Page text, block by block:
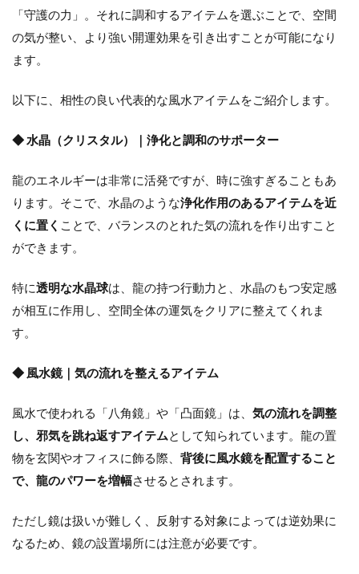
「守護の力」。それに調和するアイテムを選ぶことで、空間
の気が整い、より強い開運効果を引き出すことが可能になり
ます。
以下に、相性の良い代表的な風水アイテムをご紹介します。
◆ 水晶（クリスタル）｜浄化と調和のサポーター
龍のエネルギーは非常に活発ですが、時に強すぎることもあ
ります。そこで、水晶のような浄化作用のあるアイテムを近
くに置く ことで、バランスのとれた気の流れを作り出すこと
ができます。
特に透明な水晶球は、龍の持つ行動力と、水晶のもつ安定感
が相互に作用し、空間全体の運気をクリアに整えてくれま
す。
◆ 風水鏡｜気の流れを整えるアイテム
風水で使われる「八角鏡」や「凸面鏡」は、 気の流れを調整
し、邪気を跳ね返すアイテムとして知られています。龍の置
物を玄関やオフィスに飾る際、 背後に風水鏡を配置すること
で、龍のパワーを増幅させるとされます。
ただし鏡は扱いが難しく、反射する対象によっては逆効果に
なるため、鏡の設置場所には注意が必要です。